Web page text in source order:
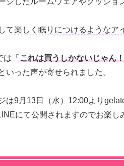
て楽しく眠りにつけるようなア
「 これは買うしかないじゃん
いった声が寄せられました。
は9月13日（水）12:00より
にて公開されますのでお楽し